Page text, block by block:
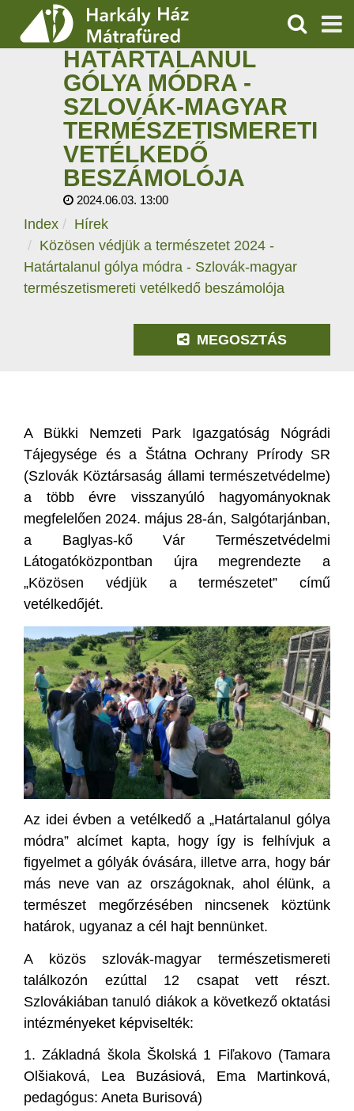
SZOLGÁLTATÁSOK
PROGRAMOK
RÓLUNK
ÁRAK, NYITVATARTÁS
KERESÉS
KÖZÖSEN VÉDJÜK A
TERMÉSZETET 2024 -
HATÁRTALANUL
GÓLYA MÓDRA -
SZLOVÁK-MAGYAR
TERMÉSZETISMERETI
VETÉLKEDŐ
BESZÁMOLÓJA
2024.06.03. 13:00
Index
Hírek
Közösen védjük a természetet 2024 -
Határtalanul gólya módra - Szlovák-magyar
természetismereti vetélkedő beszámolója
MEGOSZTÁS
A Bükki Nemzeti Park Igazgatóság Nógrádi
Tájegysége és a Štátna Ochrany Prírody SR
(Szlovák Köztársaság állami természetvédelme)
a több évre visszanyúló hagyományoknak
megfelelően 2024. május 28-án, Salgótarjánban,
a Baglyas-kő Vár Természetvédelmi
Látogatóközpontban újra megrendezte a
„Közösen védjük a természetet” című
vetélkedőjét.
Az idei évben a vetélkedő a „Határtalanul gólya
módra” alcímet kapta, hogy így is felhívjuk a
figyelmet a gólyák óvására, illetve arra, hogy bár
más neve van az országoknak, ahol élünk, a
természet megőrzésében nincsenek köztünk
határok, ugyanaz a cél hajt bennünket.
A közös szlovák-magyar természetismereti
találkozón ezúttal 12 csapat vett részt.
Szlovákiában tanuló diákok a következő oktatási
intézményeket képviselték:
1.Základná škola Školská 1 Fiľakovo (Tamara
Olšiaková, Lea Buzásiová, Ema Martinková,
pedagógus: Aneta Burisová)